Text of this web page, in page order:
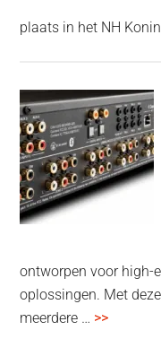
noise
plaats in het NH
ontworpen voor high-
oplossingen. Met
meerdere … >>